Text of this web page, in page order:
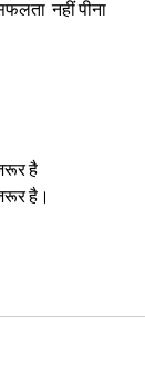
नहीं पीना
है
है।